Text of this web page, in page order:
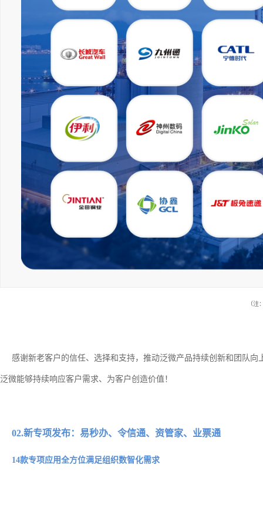
（注
感谢新老客户的信任、选择和支持，推动泛微产品持续创新和团队
泛微能够持续响应客户需求、为客户创造价值！
02.新专项发布：易秒办、令信通、资管家、业票通
14款专项应用全方位满足组织数智化需求